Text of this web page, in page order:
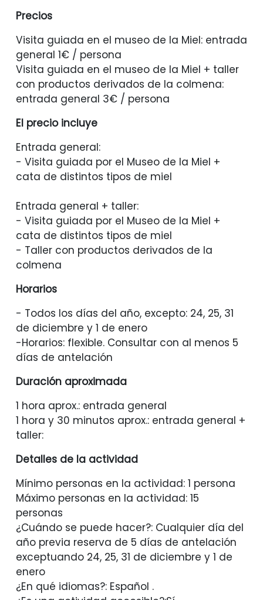
Precios
Visita guiada en el museo de la Miel: entrada
general 1€ / persona
Visita guiada en el museo de la Miel + taller
con productos derivados de la colmena:
entrada general 3€ / persona
El precio incluye
Entrada general:
- Visita guiada por el Museo de la Miel +
cata de distintos tipos de miel
Entrada general + taller:
- Visita guiada por el Museo de la Miel +
cata de distintos tipos de miel
- Taller con productos derivados de la
colmena
Horarios
- Todos los días del año, excepto: 24, 25, 31
de diciembre y 1 de enero
-Horarios: flexible. Consultar con al menos 5
días de antelación
Duración aproximada
1 hora aprox.: entrada general
1 hora y 30 minutos aprox.: entrada general +
taller:
Detalles de la actividad
Mínimo personas en la actividad: 1 persona
Máximo personas en la actividad: 15
personas
¿Cuándo se puede hacer?: Cualquier día del
año previa reserva de 5 días de antelación
exceptuando 24, 25, 31 de diciembre y 1 de
enero
¿En qué idiomas?: Español .